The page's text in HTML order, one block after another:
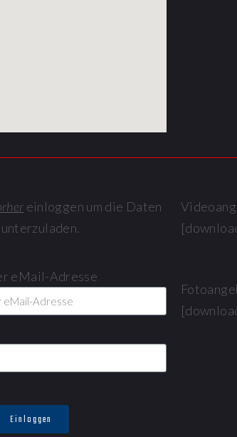
einloggen um die Daten
eMail-Adresse
Einloggen